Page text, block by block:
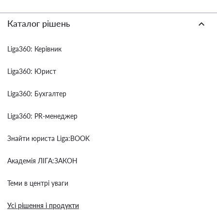
Каталог рішень
Liga360: Керівник
Liga360: Юрист
Liga360: Бухгалтер
Liga360: PR-менеджер
Знайти юриста Liga:BOOK
Академія ЛІГА:ЗАКОН
Теми в центрі уваги
Усі рішення і продукти